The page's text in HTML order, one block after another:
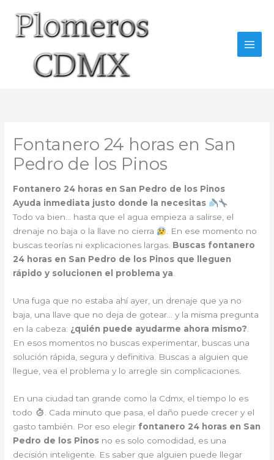
contenido
Fontanero 24 horas en San
Pedro de los Pinos
Fontanero 24 horas en San Pedro de los Pinos
Ayuda inmediata justo donde la necesitas
Todo va bien… hasta que el agua empieza a salirse, el
drenaje no baja o la llave no cierra
. En ese momento no
buscas teorías ni explicaciones largas. Buscas fontanero
24 horas en San Pedro de los Pinos que lleguen
rápido y solucionen el problema ya.
Una fuga que no estaba ahí ayer, un drenaje que ya no
baja, una llave que no deja de gotear… y la misma pregunta
en la cabeza: ¿quién puede ayudarme ahora mismo?
En esos momentos no buscas experimentar, buscas una
solución rápida, segura y definitiva. Buscas a alguien que
llegue, vea el problema y lo arregle sin complicaciones.
En una ciudad tan grande como la Cdmx, el tiempo lo es
todo
. Cada minuto que pasa, el daño puede crecer y el
gasto también. Por eso elegir fontanero 24 horas en San
Pedro de los Pinos no es solo comodidad, es una
decisión inteligente. Es saber que alguien puede llegar